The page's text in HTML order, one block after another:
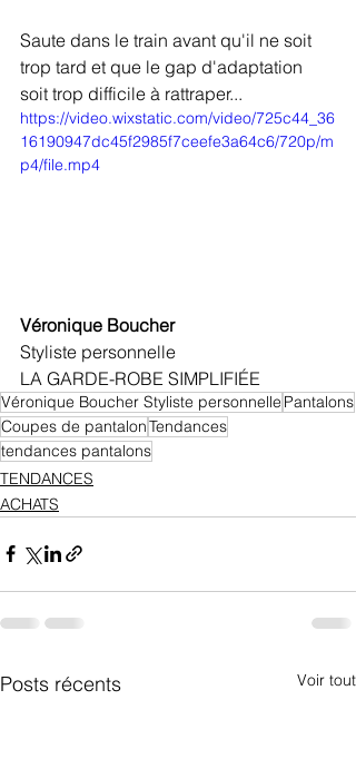
Saute dans le train avant qu'il ne soit
trop tard et que le gap d'adaptation
soit trop difficile à rattraper...
https://video.wixstatic.com/video/725c44_36
16190947dc45f2985f7ceefe3a64c6/720p/m
p4/file.mp4
Véronique Boucher
Styliste personnelle
LA GARDE-ROBE SIMPLIFIÉE
Véronique Boucher Styliste personnelle Pantalons
Coupes de pantalonTendances
tendances pantalons
TENDANCES
ACHATS
Posts récents Voir tout